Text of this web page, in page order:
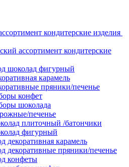
кондитерские изделия
ассортимент кондитерские
шоколад фигурный
карамель
пряники/печенье
конфет
шоколада
печенье
плиточный /батончики
фигурный
декоративная карамель
декоративные пряники/печенье
конфеты